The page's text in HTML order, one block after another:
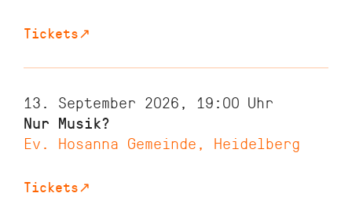
Tickets↗
13. September 2026, 19:00 Uhr
Nur Musik?
Ev. Hosanna Gemeinde, Heidelberg
Tickets↗